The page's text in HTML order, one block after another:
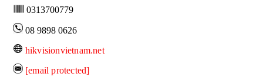
0313700779
08 9898 0626
hikvisionvietnam.net
[email protected]